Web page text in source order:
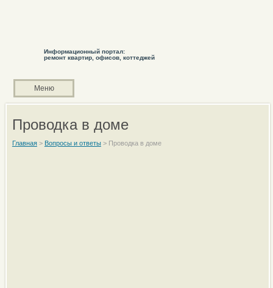
Информационный портал:
ремонт квартир, офисов, коттеджей
Меню
Проводка в доме
Главная> Вопросы и ответы> Проводка в доме